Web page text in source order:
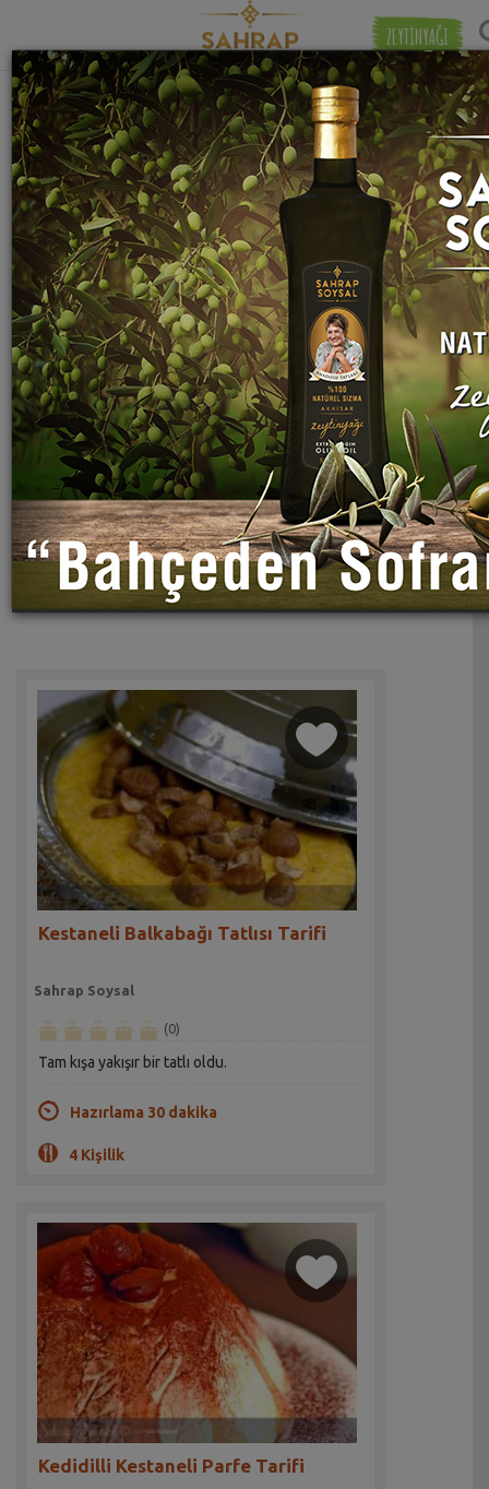
ZEYTİNYAĞI
"kestane şekerlemesi " etiketiyle eşleşen
(2) tarif bulundu.
Eşleşmeye
Kestaneli Balkabağı Tatlısı Tarifi
Sahrap Soysal
(0)
Tam kışa yakışır bir tatlı oldu.
Hazırlama 30 dakika
4 Kişilik
Kedidilli Kestaneli Parfe Tarifi